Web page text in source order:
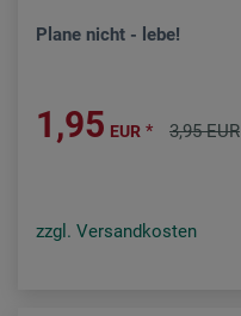
Plane nicht - lebe!
1,95 EUR * 3,95 EUR
zzgl. Versandkosten